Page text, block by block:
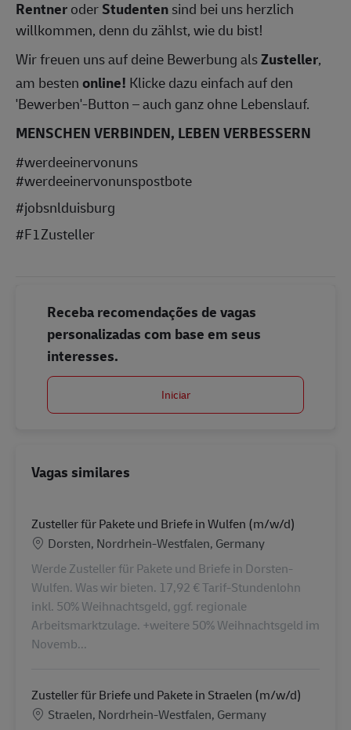
RentneroderStudentensind bei uns herzlich
willkommen, denn du zählst, wie du bist!
Wir freuen uns auf deine Bewerbung alsZusteller,
am bestenonline! Klicke dazu einfach auf den
'Bewerben'-Button – auch ganz ohne Lebenslauf.
MENSCHEN VERBINDEN, LEBEN VERBESSERN
#werdeeinervonuns
#werdeeinervonunspostbote
#jobsnlduisburg
#F1Zusteller
Receba recomendações de vagas
personalizadas com base em seus
interesses.
Iniciar
Vagas similares
Zusteller für Pakete und Briefe in Wulfen (m/w/d)
Localização
Dorsten, Nordrhein-Westfalen, Germany
Werde Zusteller für Pakete und Briefe in Dorsten-
Wulfen. Was wir bieten. 17,92 € Tarif-Stundenlohn
inkl. 50% Weihnachtsgeld, ggf. regionale
Arbeitsmarktzulage. +weitere 50% Weihnachtsgeld im
Novemb...
Zusteller für Briefe und Pakete in Straelen (m/w/d)
Localização
Straelen, Nordrhein-Westfalen, Germany